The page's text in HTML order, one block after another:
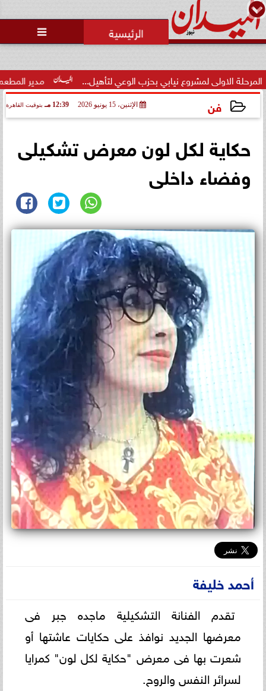

مدير المطعم عن واقعة منع سيدة من بحزب الوعي لتأهيل...
فن الإثنين، 15 يونيو 2026 12:39 مـ بتوقيت القاهرة
حكاية لكل لون معرض تشكيلى
وفضاء داخلى
أحمد خليفة
تقدم الفنانة التشكيلية ماجده جبر فى
معرضها الجديد نوافذ على حكايات عاشتها أو
شعرت بها فى معرض "حكاية لكل لون" كمرايا
لسرائر النفس والروح.
وزارة الداخلية تفتح باب التقديم
لحج القرعة 2027.. اعرف الشروط